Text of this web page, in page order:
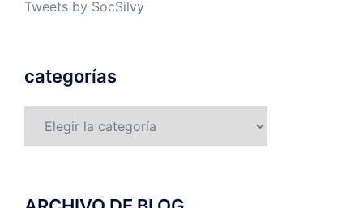
Tweets by SocSilvy
categorías